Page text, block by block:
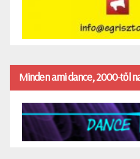
Minden ami dance, 2000-től